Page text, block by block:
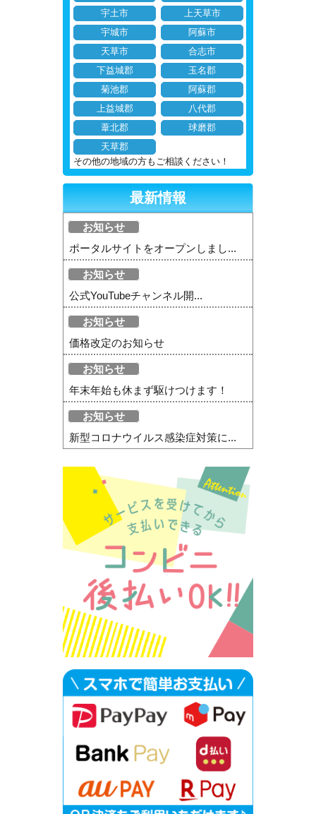
宇土市
上天草市
宇城市
阿蘇市
天草市
合志市
下益城郡
玉名郡
菊池郡
阿蘇郡
上益城郡
八代郡
葦北郡
球磨郡
天草郡
その他の地域の方もご相談ください！
最新情報
お知らせ
ポータルサイトをオープンしまし...
お知らせ
公式YouTubeチャンネル開...
お知らせ
価格改定のお知らせ
お知らせ
年末年始も休まず駆けつけます！
お知らせ
新型コロナウイルス感染症対策に...